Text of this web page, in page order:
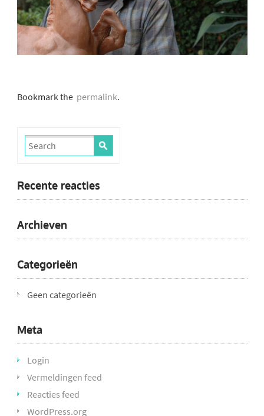
Bookmark thepermalink.
Recente reacties
Archieven
Categorieën
Geen categorieën
Meta
Login
Vermeldingen feed
Reacties feed
WordPress.org